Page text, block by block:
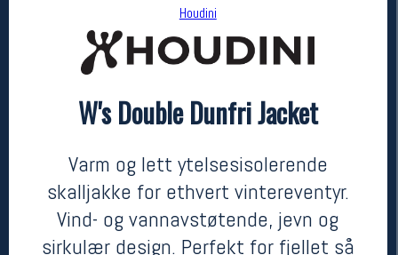
Houdini
W's Double Dunfri Jacket
Varm og lett ytelsesisolerende
skalljakke for ethvert vintereventyr.
Vind- og vannavstøtende, jevn og
sirkulær design. Perfekt for fjellet så
Houdini
kr 4800